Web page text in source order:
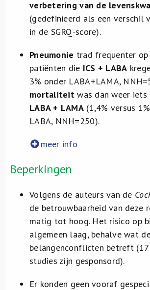
verbetering van de
(gedefinieerd als een verschil
in de SGRQ-score).
Pneumonie trad frequenter
patiënten die ICS + LABA
3% onder LABA+LAMA,
mortaliteit was dan weer iets
LABA + LAMA(1,4% versus
LABA, NNH=250).
meer info
Beperkingen
Volgens de auteurs van de
de betrouwbaarheid van deze
matig tot hoog. Het risico op
algemeen laag, behalve wat
belangenconflicten betreft
studies zijn gesponsord).
Er konden geen vooraf